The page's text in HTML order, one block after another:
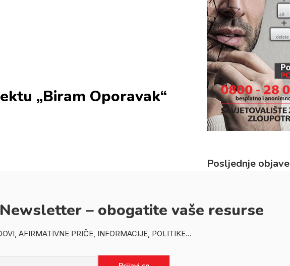
„Biram Oporavak“
Posljednje objave
– obogatite vaše resurse
AFIRMATIVNE PRIČE, INFORMACIJE, POLITIKE...